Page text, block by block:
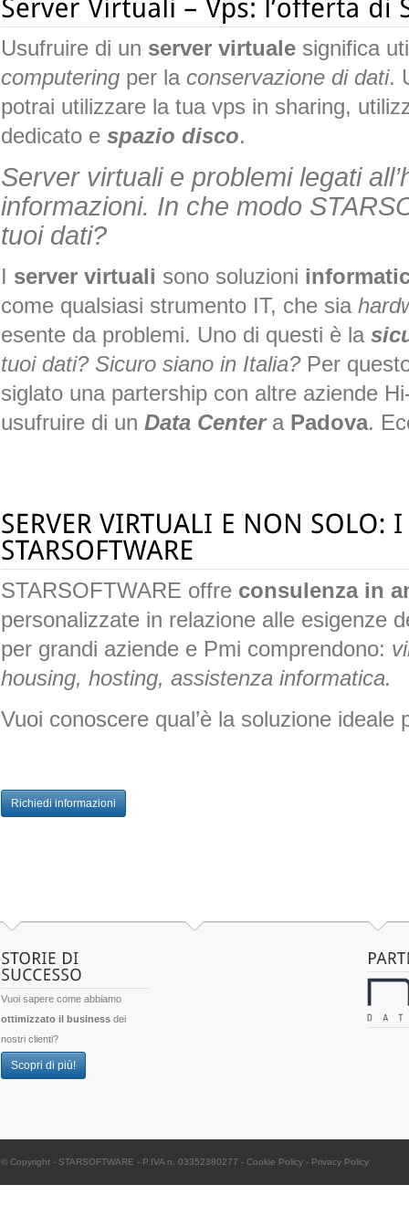
Usufruire di un server virtuale significa
computering per la conservazione di dati.
potrai utilizzare la tua vps in sharing,
dedicato e spazio disco.
Server virtuali e problemi legati
informazioni. In che modo
tuoi dati?
I server virtuali sono soluzioni
come qualsiasi strumento IT, che sia
esente da problemi. Uno di questi è la
tuoi dati? Sicuro siano in Italia?Per
siglato una partership con altre aziende
usufruire di un Data Centera Padova.
STARSOFTWARE offre consulenza in
personalizzate in relazione alle esigenze
per grandi aziende e Pmi comprendono:
housing, hosting, assistenza informatica.
Vuoi conoscere qual’è la soluzione ideale
Richiedi informazioni
Vuoi sapere come abbiamo
ottimizzato il business dei
nostri clienti?
Scopri di più!
© Copyright - STARSOFTWARE - P.IVA n. 03352380277 - Cookie Policy - Privacy Policy